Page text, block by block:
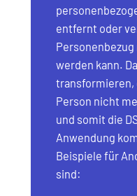
entfernt oder
werden kann.
transformieren,
Person nicht
und somit die
Anwendung
Beispiele für
sind: